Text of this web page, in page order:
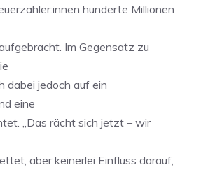
hunderte Millionen
Im Gegensatz zu
dabei jedoch auf ein
eine
„Das rächt sich jetzt – wir
aber keinerlei Einfluss darauf,